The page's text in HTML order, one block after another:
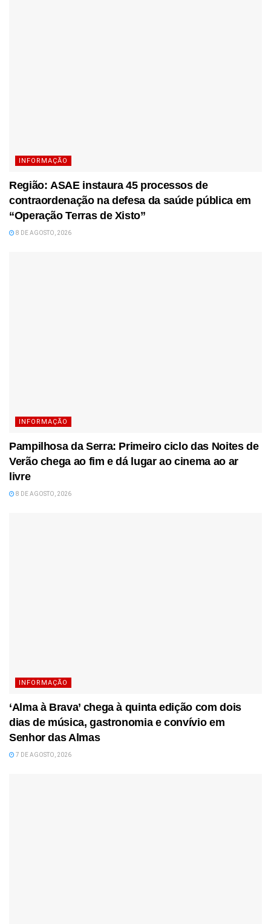
INFORMAÇÃO
Região: ASAE instaura 45 processos de
contraordenação na defesa da saúde pública em
“Operação Terras de Xisto”
8 DE AGOSTO, 2026
INFORMAÇÃO
Pampilhosa da Serra: Primeiro ciclo das Noites de
Verão chega ao fim e dá lugar ao cinema ao ar
livre
8 DE AGOSTO, 2026
INFORMAÇÃO
‘Alma à Brava’ chega à quinta edição com dois
dias de música, gastronomia e convívio em
Senhor das Almas
7 DE AGOSTO, 2026